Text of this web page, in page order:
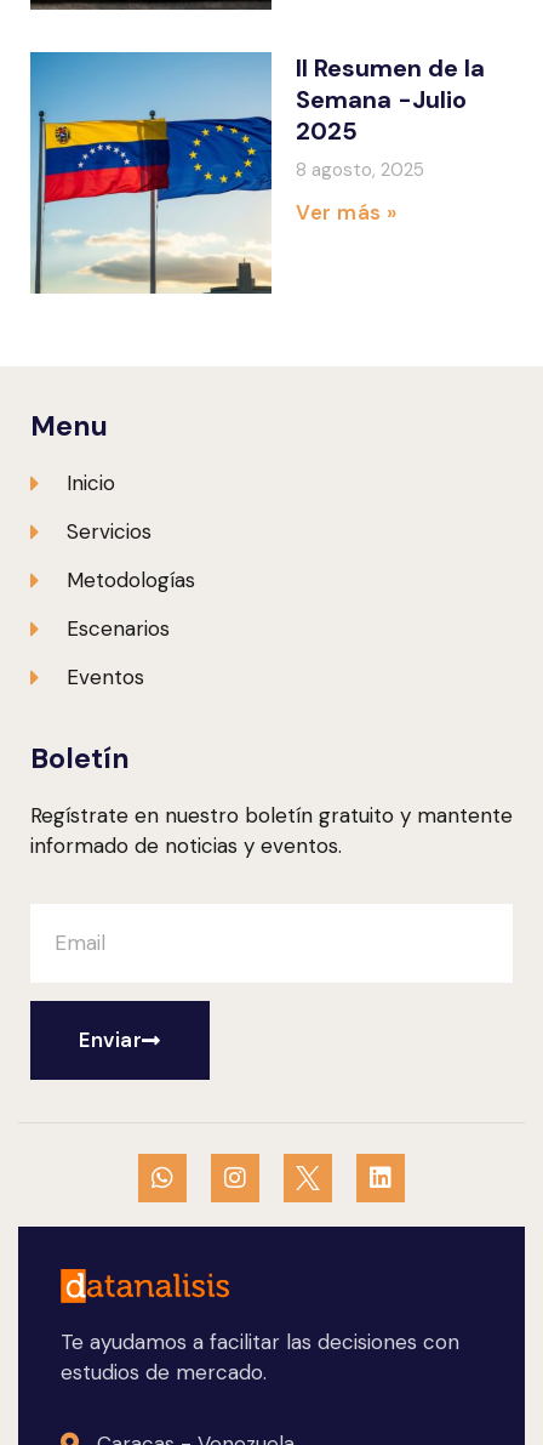
II Resumen de la
Semana -Julio
2025
8 agosto, 2025
Ver más »
Te ayudamos a facilitar las decisiones con
estudios de mercado.
Menu
Inicio
Servicios
Metodologías
Escenarios
Eventos
Boletín
Regístrate en nuestro boletín gratuito y mantente
informado de noticias y eventos.
Enviar